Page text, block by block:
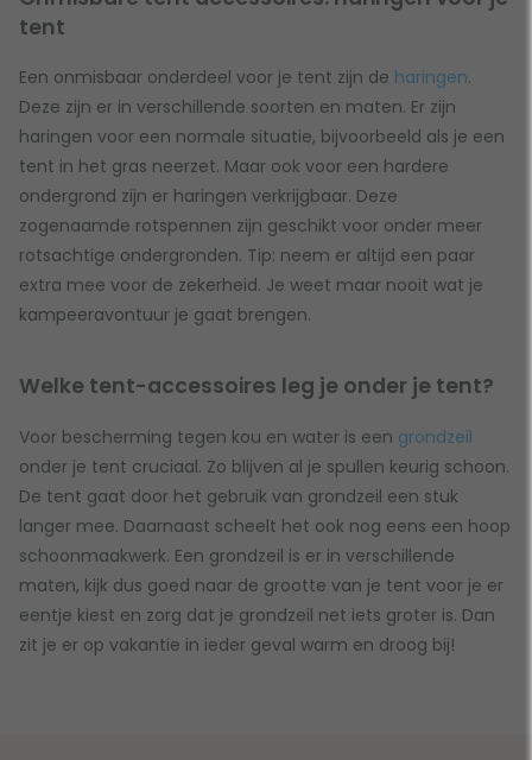
tent
Een onmisbaar onderdeel voor je tent zijn de haringen.
Deze zijn er in verschillende soorten en maten. Er zijn
haringen voor een normale situatie, bijvoorbeeld als je een
tent in het gras neerzet. Maar ook voor een hardere
ondergrond zijn er haringen verkrijgbaar. Deze
zogenaamde rotspennen zijn geschikt voor onder meer
rotsachtige ondergronden. Tip: neem er altijd een paar
extra mee voor de zekerheid. Je weet maar nooit wat je
kampeeravontuur je gaat brengen.
Welke tent-accessoires leg je onder je tent?
Voor bescherming tegen kou en water is een grondzeil
onder je tent cruciaal. Zo blijven al je spullen keurig schoon.
De tent gaat door het gebruik van grondzeil een stuk
langer mee. Daarnaast scheelt het ook nog eens een hoop
schoonmaakwerk. Een grondzeil is er in verschillende
maten, kijk dus goed naar de grootte van je tent voor je er
eentje kiest en zorg dat je grondzeil net iets groter is. Dan
zit je er op vakantie in ieder geval warm en droog bij!